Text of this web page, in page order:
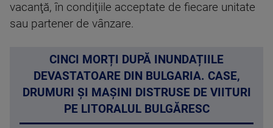
vacanţă, în condiţiile acceptate de fiecare unitate
sau partener de vânzare.
CINCI MORȚI DUPĂ INUNDAȚIILE
DEVASTATOARE DIN BULGARIA. CASE,
DRUMURI ȘI MAȘINI DISTRUSE DE VIITURI
PE LITORALUL BULGĂRESC